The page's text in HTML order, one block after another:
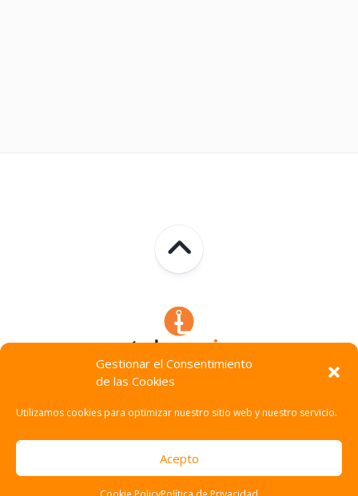
Gestionar el Consentimiento
de las Cookies
Utilizamos cookies para optimizar nuestro sitio web y nuestro servicio.
Acepto
Technocracia © 2026. Todos Los Derechos Reservados.